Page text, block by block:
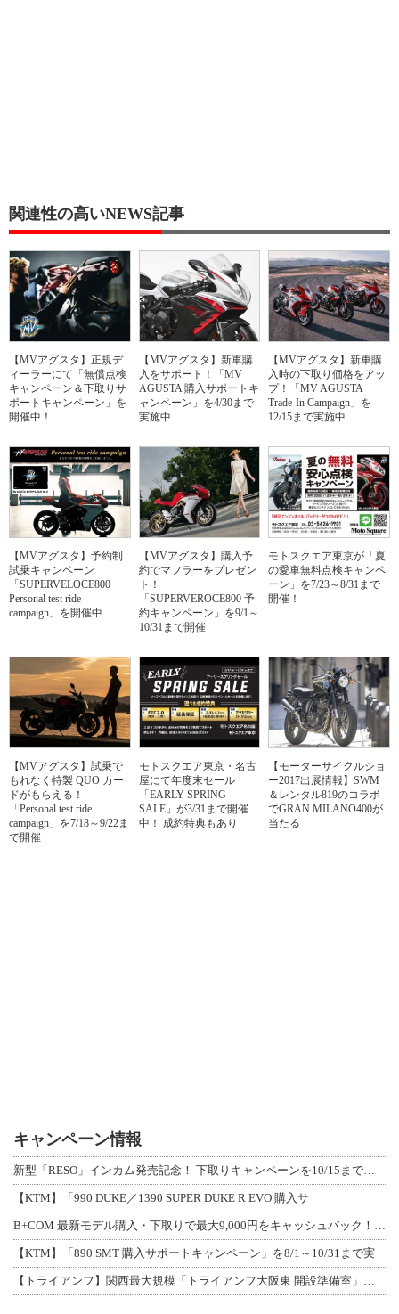
関連性の高いNEWS記事
【MVアグスタ】正規デ
ィーラーにて「無償点検
キャンペーン＆下取りサ
ポートキャンペーン」を
開催中！
【MVアグスタ】新車購
入をサポート！「MV
AGUSTA 購入サポートキ
ャンペーン」を4/30まで
実施中
【MVアグスタ】新車購
入時の下取り価格をアッ
プ！「MV AGUSTA
Trade-In Campaign」を
12/15まで実施中
【MVアグスタ】予約制
試乗キャンペーン
「SUPERVELOCE800
Personal test ride
campaign」を開催中
【MVアグスタ】購入予
約でマフラーをプレゼン
ト！
「SUPERVEROCE800 予
約キャンペーン」を9/1～
10/31まで開催
モトスクエア東京が「夏
の愛車無料点検キャンペ
ーン」を7/23～8/31まで
開催！
【MVアグスタ】試乗で
もれなく特製 QUO カー
ドがもらえる！
「Personal test ride
campaign」を7/18～9/22ま
で開催
モトスクエア東京・名古
屋にて年度末セール
「EARLY SPRING
SALE」が3/31まで開催
中！ 成約特典もあり
【モーターサイクルショ
ー2017出展情報】SWM
＆レンタル819のコラボ
でGRAN MILANO400が
当たる
キャンペーン情報
新型「RESO」インカム発売記念！ 下取りキャンペーンを10/15まで延長して開
【KTM】「990 DUKE／1390 SUPER DUKE R EVO 購入サ
B+COM 最新モデル購入・下取りで最大9,000円をキャッシュバック！「B+F
【KTM】「890 SMT 購入サポートキャンペーン」を8/1～10/31まで実
【トライアンフ】関西最大規模「トライアンフ大阪東 開設準備室」がオープン！ 限定